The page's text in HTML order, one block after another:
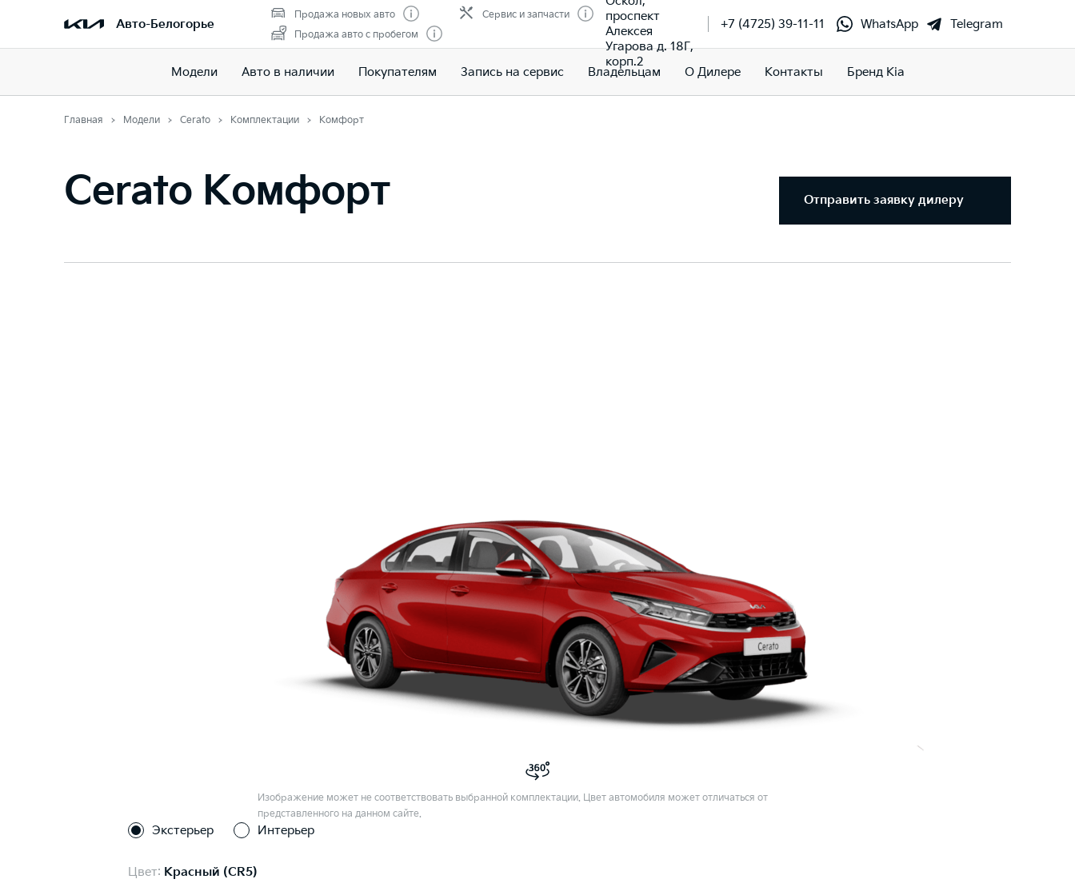
Авто-Белогорье
Продажа новых авто
Продажа авто с пробегом
Сервис и запчасти
проспект
Алексея
Угарова д. 18Г,
корп.2
+7 (4725) 39-11-11 WhatsApp Telegram
Модели Авто в наличии Покупателям Запись на сервис Владельцам О Дилере Контакты Бренд Kia
Главная Модели Cerato Комплектации Комфорт
Cerato Комфорт Отправить заявку дилеру
Изображение может не соответствовать выбранной комплектации. Цвет автомобиля может отличаться от
представленного на данном сайте.
Экстерьер Интерьер
Цвет: Красный (CR5)